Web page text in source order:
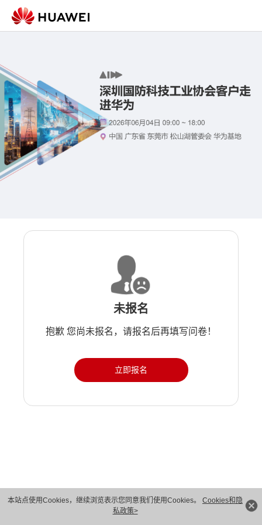
本站点使用Cookies，继续浏览表示您同意我们使用Cookies。 Cookies和隐
私政策>
未报名
抱歉 您尚未报名，请报名后再填写问卷！
立即报名
版权所有 © 华为技术有限公司 1998-2026。 保留一切权利。粤A2-20044005号
隐私保护
法律声明